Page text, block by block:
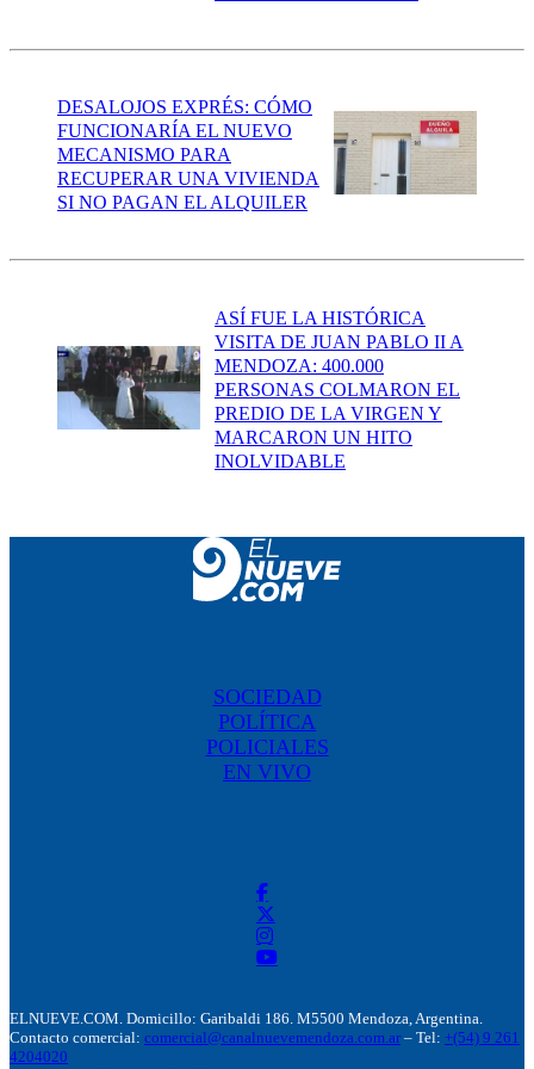
DESALOJOS EXPRÉS: CÓMO
FUNCIONARÍA EL NUEVO
MECANISMO PARA
RECUPERAR UNA VIVIENDA
SI NO PAGAN EL ALQUILER
ASÍ FUE LA HISTÓRICA
VISITA DE JUAN PABLO II A
MENDOZA: 400.000
PERSONAS COLMARON EL
PREDIO DE LA VIRGEN Y
MARCARON UN HITO
INOLVIDABLE
SOCIEDAD
POLÍTICA
POLICIALES
EN VIVO
ELNUEVE.COM. Domicillo: Garibaldi 186. M5500 Mendoza, Argentina.
Contacto comercial: comercial@canalnuevemendoza.com.ar – Tel: +(54) 9 261
4204020